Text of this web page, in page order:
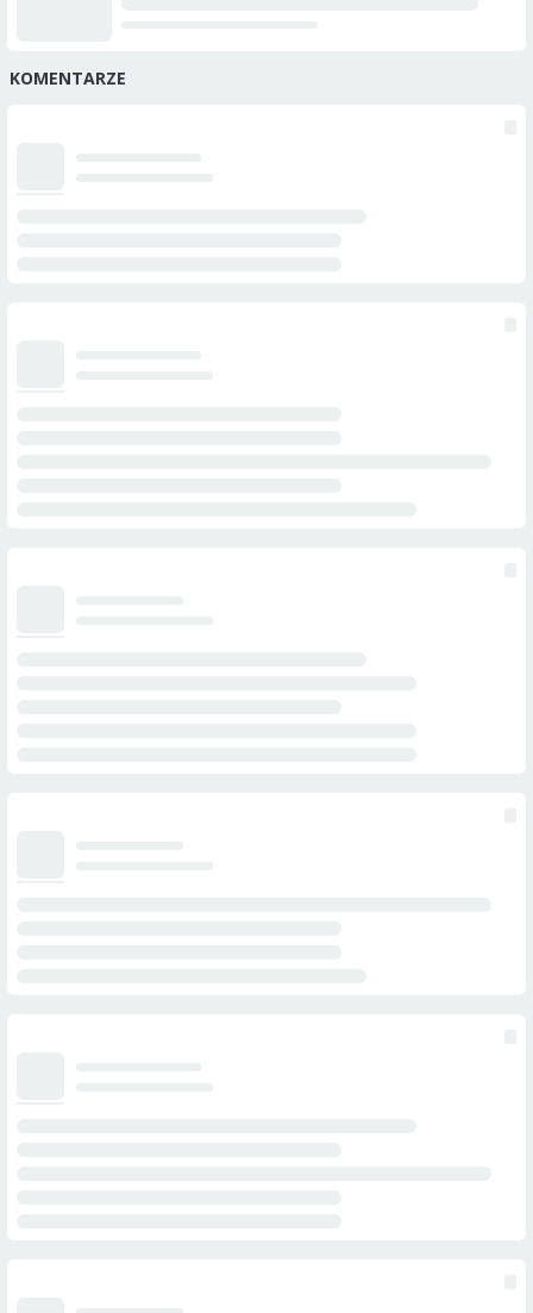
KOMENTARZE